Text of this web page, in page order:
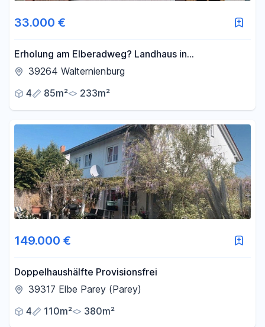
33.000 €
Erholung am Elberadweg? Landhaus in
Walternienburg
39264 Walternienburg
4
85m² 233m²
149.000 €
Doppelhaushälfte Provisionsfrei
39317 Elbe Parey (Parey)
4
110m² 380m²